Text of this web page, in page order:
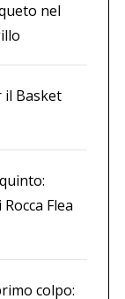
nel
il Basket
Flea
colpo: